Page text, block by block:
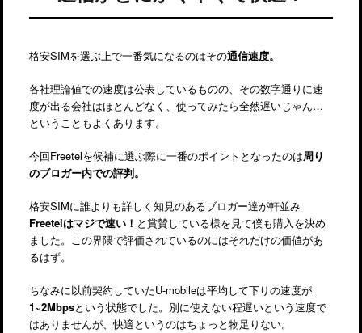
格安SIMを選ぶ上で一番気になるのはその通信速度。
各社理論値での速度は公表しているものの、その数字通りに速
度が出る会社はほとんどなく、使ってみたら全然遅いじゃん…
ということもよくあります。
今回Freetelを候補に選ぶ際に一番のポイントとなったのは周り
のブロガー内での評判。
格安SIMに誰よりも詳しく知見のあるブロガー達が軒並み
Freetelはマジで速い！ と賞賛している様を見て僕も購入を決め
ました。この界隈で評価されているのにはそれだけの価値があ
るはず。
ちなみに以前契約していたU-mobileは平均して下りの速度が
1~2Mbpsという状態でした。別に使えない程遅いという速度で
はありませんが、快適というのはちょっと物足りない。